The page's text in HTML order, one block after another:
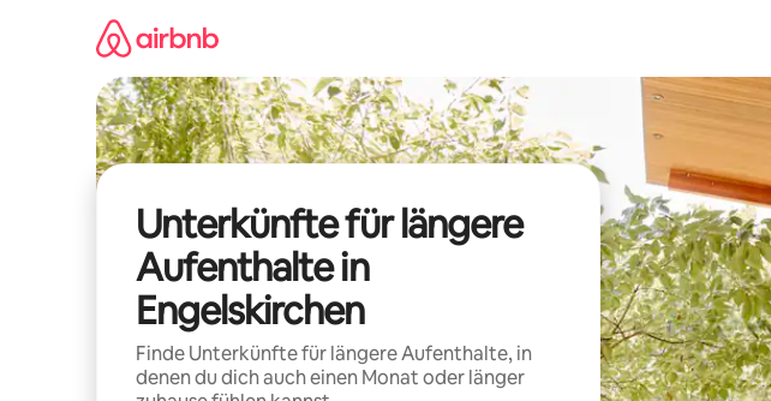
Unterkünfte für längere
Aufenthalte in
Engelskirchen
Finde Unterkünfte für längere Aufenthalte, in
denen du dich auch einen Monat oder länger